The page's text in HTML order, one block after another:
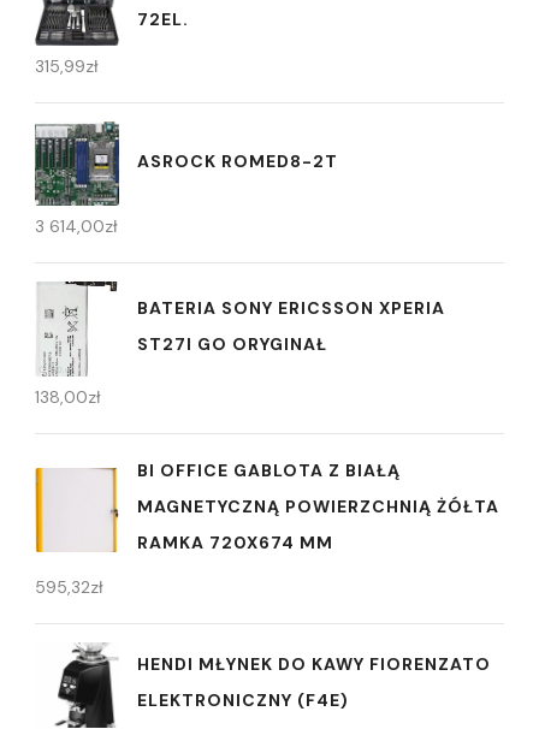
72EL.
315,99zł
ASROCK ROMED8-2T
3 614,00zł
BATERIA SONY ERICSSON XPERIA
ST27I GO ORYGINAŁ
138,00zł
BI OFFICE GABLOTA Z BIAŁĄ
MAGNETYCZNĄ POWIERZCHNIĄ ŻÓŁTA
RAMKA 720X674 MM
595,32zł
HENDI MŁYNEK DO KAWY FIORENZATO
ELEKTRONICZNY (F4E)